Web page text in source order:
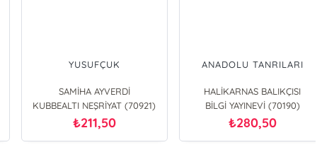
AŞK ESTETİĞİ
BEŞİR AYVAZOĞLU
KAPI YAYINLARI (71877)
293,25
MAVİ SÜRGÜN
HALİKARNAS BALIKÇISI
BİLGİ YAYINEVİ (70190)
446,25